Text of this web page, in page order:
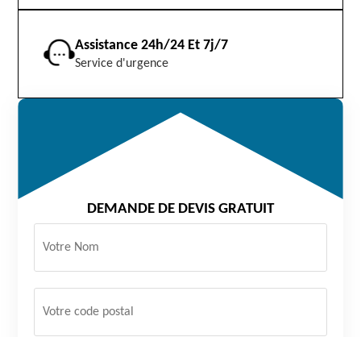
Assistance 24h/24 Et 7j/7
Service d'urgence
DEMANDE DE DEVIS GRATUIT